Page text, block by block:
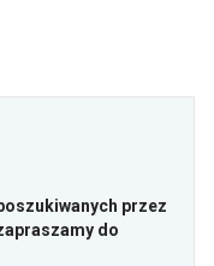
przez
do